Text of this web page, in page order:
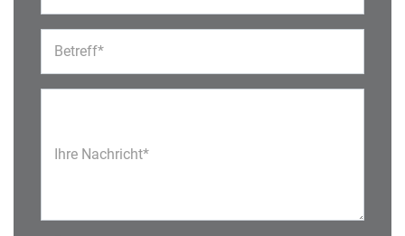
Betreff*
Ihre Nachricht*